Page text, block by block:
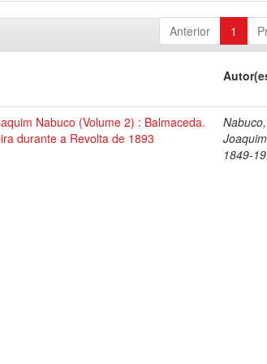
Anterior 1
Nabuco (Volume 2) : Balmaceda.
durante a Revolta de 1893
Nabuco,
1849-